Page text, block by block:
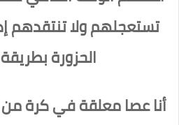
تستعجلهم ولا تنتقدهم
الحزورة
أنا عصا معلقة في كرة